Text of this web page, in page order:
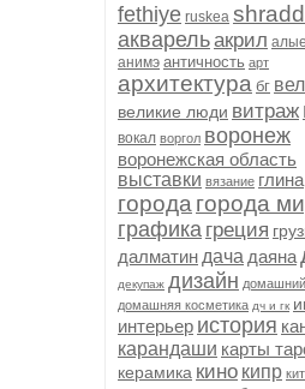
fethiye ruskea
акварельакрил
анимэ античность арт
архитектура бг
великие люди витраж
вокал воргол воронеж
воронежская область
выставки вязание глина
города города
графика греция
далматин дача даяна
декупаж дизайн
домашняя косметика дч и гк
интерьер история
карандаши карты
керамика кино кипр